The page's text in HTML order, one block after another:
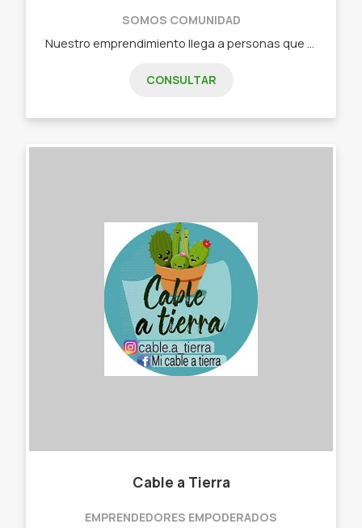
SOMOS COMUNIDAD
CONSULTAR
Cable a Tierra
EMPRENDEDORES EMPODERADOS